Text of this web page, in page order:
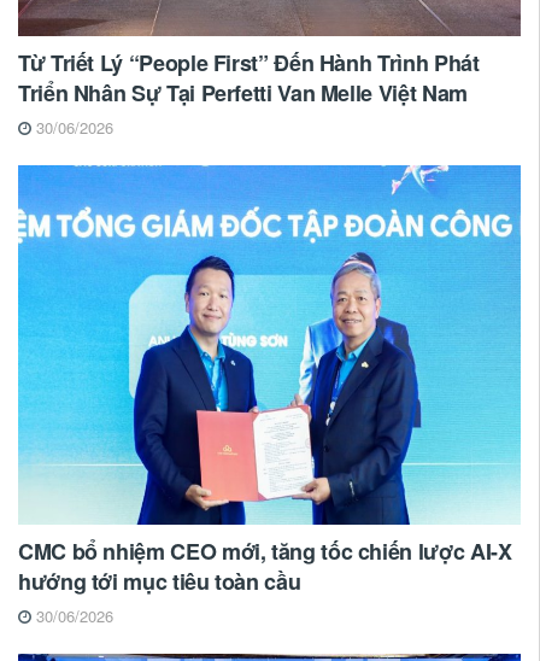
Từ Triết Lý “People First” Đến Hành Trình Phát
Triển Nhân Sự Tại Perfetti Van Melle Việt Nam
30/06/2026
CMC bổ nhiệm CEO mới, tăng tốc chiến lược AI-X
hướng tới mục tiêu toàn cầu
30/06/2026